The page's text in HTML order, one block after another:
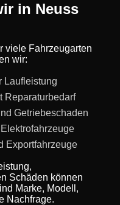
in Neuss
viele Fahrzeugarten
wir:
Laufleistung
Reparaturbedarf
Getriebeschaden
Exportfahrzeuge
Schäden können
Marke, Modell,
Nachfrage.